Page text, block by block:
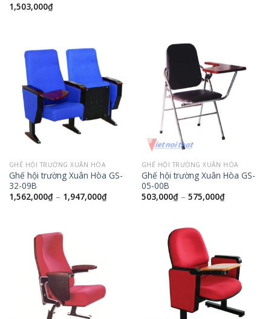
1,503,000₫
GHẾ HỘI TRƯỜNG XUÂN HÒA
Ghế hội trường Xuân Hòa GS-
32-09B
1,562,000₫– 1,947,000₫
GHẾ HỘI TRƯỜNG XUÂN HÒA
Ghế hội trường Xuân Hòa GS-
05-00B
503,000₫– 575,000₫